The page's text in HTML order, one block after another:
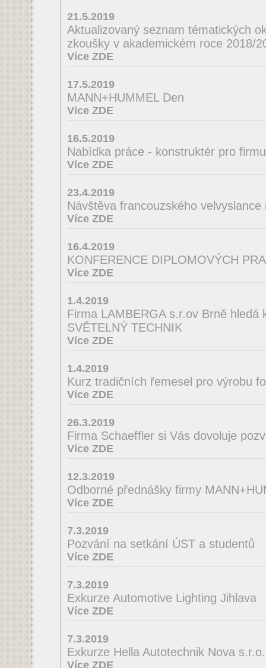
21.5.2019
Aktualizovaný seznam tématických
zkoušky v akademickém roce 2018/
Více ZDE
17.5.2019
MANN+HUMMEL Den
Více ZDE
16.5.2019
Nabídka práce - konstruktér pro
Více ZDE
23.4.2019
Návštěva francouzského velvyslance
Více ZDE
16.4.2019
KONFERENCE DIPLOMOVÝCH
Více ZDE
1.4.2019
Firma LAMBERGA s.r.ov Brně hledá
SVĚTELNÝ TECHNIK
Více ZDE
1.4.2019
Kurz tradičních řemesel pro výrobu
Více ZDE
26.3.2019
Firma Schaeffler si Vás dovoluje
Více ZDE
12.3.2019
Odborné přednášky firmy
Více ZDE
7.3.2019
Pozvání na setkání ÚST a studentů
Více ZDE
7.3.2019
Exkurze Automotive Lighting Jihlava
Více ZDE
7.3.2019
Exkurze Hella Autotechnik Nova
Více ZDE